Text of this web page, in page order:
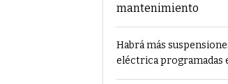
mantenimiento
Habrá más
eléctrica programadas